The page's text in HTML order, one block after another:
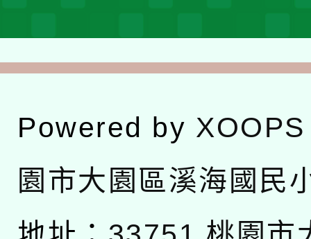
Powered by XOOPS
園市大園區溪海國民